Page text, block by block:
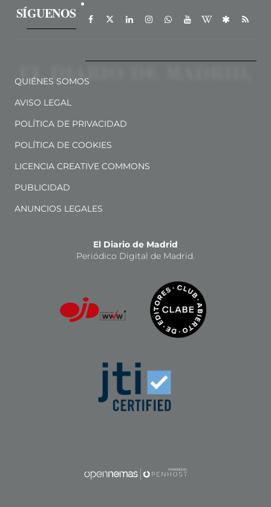
SÍGUENOS
QUIÉNES SOMOS
AVISO LEGAL
POLÍTICA DE PRIVACIDAD
POLÍTICA DE COOKIES
LICENCIA CREATIVE COMMONS
PUBLICIDAD
ANUNCIOS LEGALES
El Diario de Madrid
Periódico Digital de Madrid.